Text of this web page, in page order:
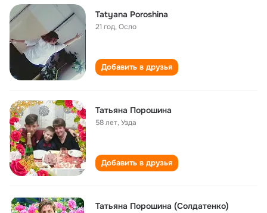
Tatyana Poroshina
21 год,Осло
Добавить в друзья
Татьяна Порошина
58 лет,Узда
Добавить в друзья
Татьяна Порошина (Солдатенко)